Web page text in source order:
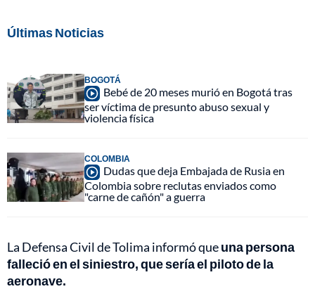
Últimas Noticias
BOGOTÁ
Bebé de 20 meses murió en Bogotá tras
ser víctima de presunto abuso sexual y
violencia física
COLOMBIA
Dudas que deja Embajada de Rusia en
Colombia sobre reclutas enviados como
"carne de cañón" a guerra
La Defensa Civil de Tolima informó queuna persona
falleció en el siniestro, que sería el piloto de la
aeronave.